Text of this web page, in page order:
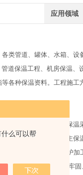
么可以帮
应用领域
类管道、罐体、水箱、
道保温工程、机房保温
各种保温资料。工程施工
壳，本工程蒸汽管道保
铺设时要错缝压缝。主
机械。以确保保温外护
的金属外护层要做到牢固